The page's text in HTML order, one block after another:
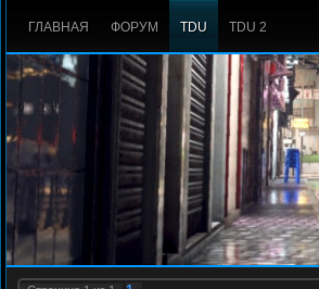
ГЛАВНАЯ ФОРУМ TDU TDU 2